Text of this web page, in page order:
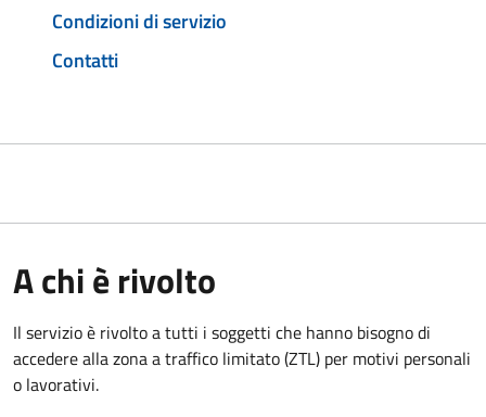
Condizioni di servizio
Contatti
A chi è rivolto
Il servizio è rivolto a tutti i soggetti che hanno bisogno di
accedere alla zona a traffico limitato (ZTL) per motivi personali
o lavorativi.